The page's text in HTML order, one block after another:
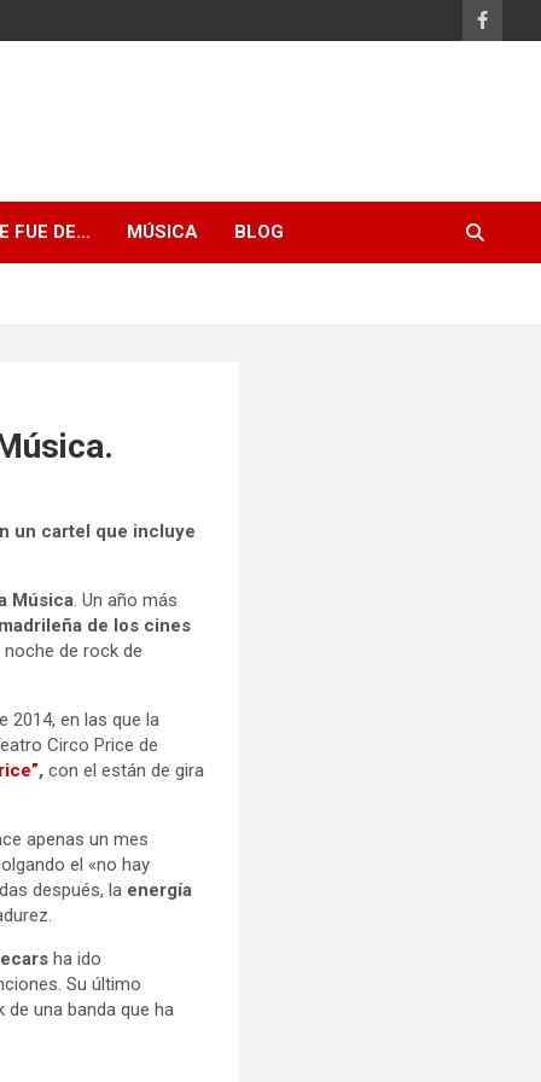
FUE DE… MÚSICA BLOG
un cartel que incluye
Música. Un año más
de los cines
de rock de
2014, en las que la
Circo Price de
, con el están de gira
apenas un mes
el «no hay
después, la energía
ha ido
Su último
una banda que ha